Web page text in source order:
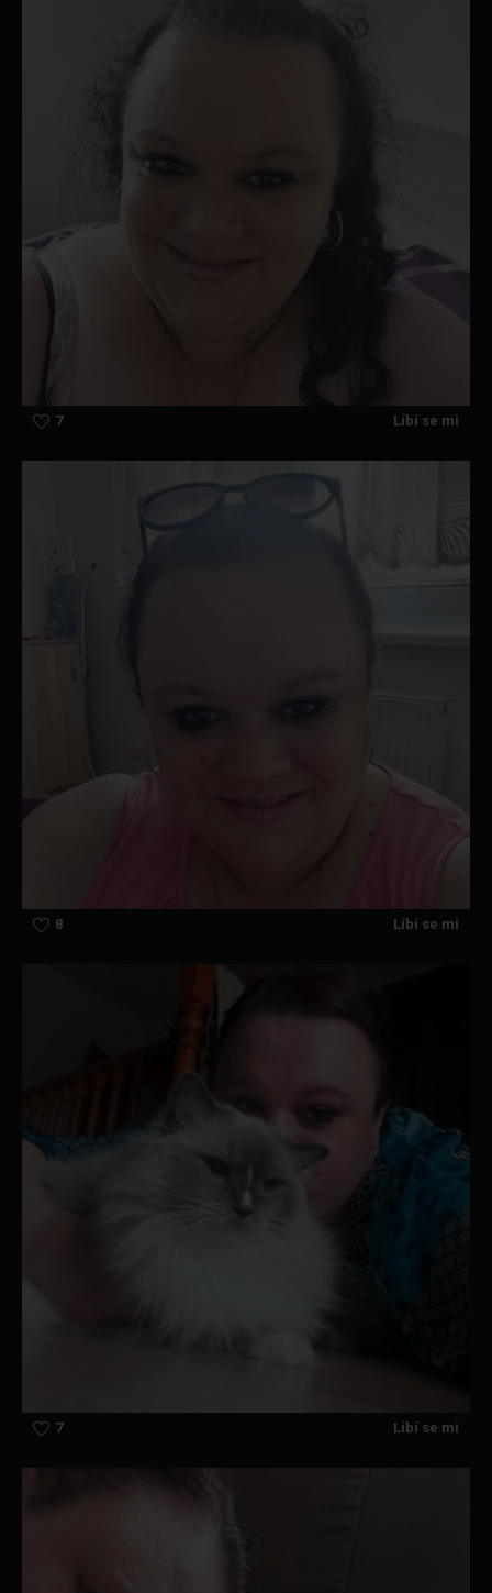
7 Líbí se mi
8 Líbí se mi
7 Líbí se mi